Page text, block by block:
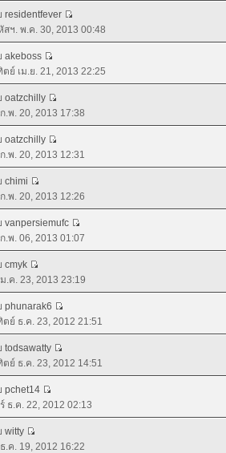
residentfever
สฯ. พ.ค. 30, 2013 00:48
akeboss
ตย์ เม.ย. 21, 2013 22:25
oatzchilly
.พ. 20, 2013 17:38
oatzchilly
.พ. 20, 2013 12:31
chimi
.พ. 20, 2013 12:26
vanpersiemufc
.พ. 06, 2013 01:07
cmyk
.ค. 23, 2013 23:19
phunarak6
ตย์ ธ.ค. 23, 2012 21:51
todsawatty
ตย์ ธ.ค. 23, 2012 14:51
pchet14
ร์ ธ.ค. 22, 2012 02:13
witty
.ค. 19, 2012 16:22